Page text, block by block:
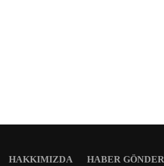
HAKKIMIZDA HABER GÖNDER